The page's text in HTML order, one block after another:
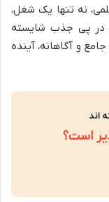
نه تنها یک شغل،
در پی جذب شایسته
و آگاهانه، آینده
اند
است؟